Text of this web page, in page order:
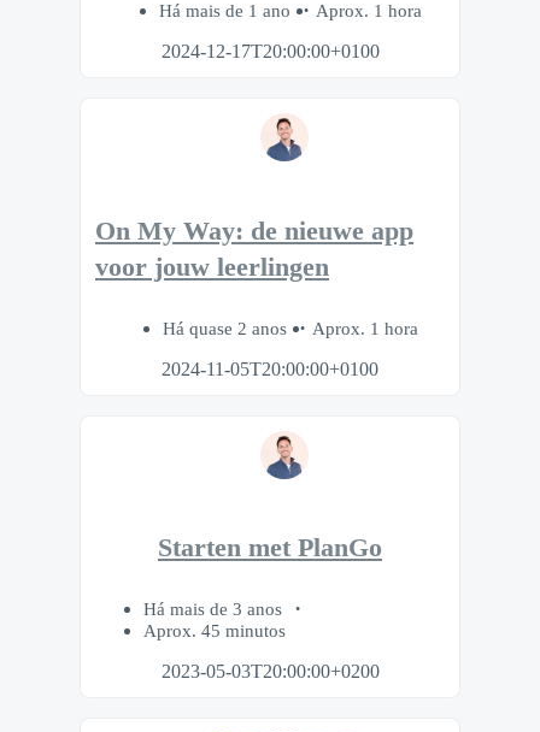
Há mais de 1 ano
Aprox. 1 hora
2024-12-17T20:00:00+0100
On My Way: de nieuwe app
voor jouw leerlingen
Há quase 2 anos
Aprox. 1 hora
2024-11-05T20:00:00+0100
Starten met PlanGo
Há mais de 3 anos
Aprox. 45 minutos
2023-05-03T20:00:00+0200